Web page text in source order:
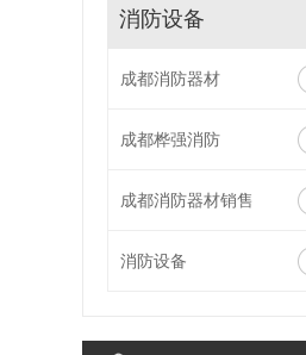
消防设备
成都消防器材
成都桦强消防
成都消防器材销售
消防设备